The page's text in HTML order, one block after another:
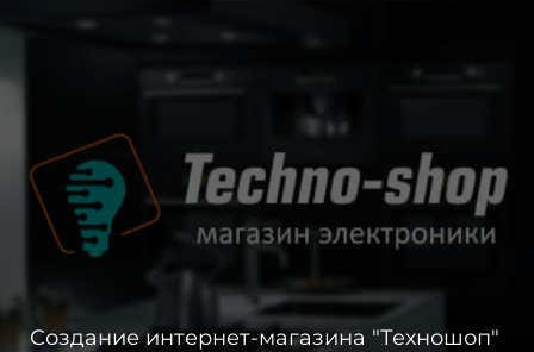
Создание интернет-магазина "Техношоп"